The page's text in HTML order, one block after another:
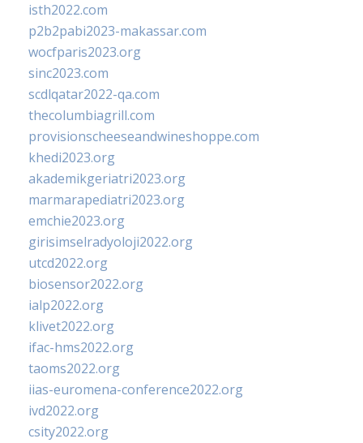
isth2022.com
p2b2pabi2023-makassar.com
wocfparis2023.org
sinc2023.com
scdlqatar2022-qa.com
thecolumbiagrill.com
provisionscheeseandwineshoppe.com
khedi2023.org
akademikgeriatri2023.org
marmarapediatri2023.org
emchie2023.org
girisimselradyoloji2022.org
utcd2022.org
biosensor2022.org
ialp2022.org
klivet2022.org
ifac-hms2022.org
taoms2022.org
iias-euromena-conference2022.org
ivd2022.org
csity2022.org